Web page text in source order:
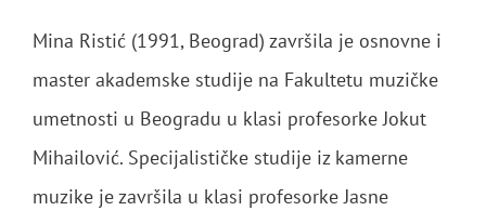
Mina Ristić (1991, Beograd) završila je osnovne i
master akademske studije na Fakultetu muzičke
umetnosti u Beogradu u klasi profesorke Jokut
Mihailović. Specijalističke studije iz kamerne
muzike je završila u klasi profesorke Jasne